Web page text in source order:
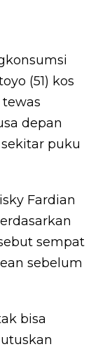
(51) kos
tewas
depan
sekitar puku
Fardian
sempat
sebelum
bisa